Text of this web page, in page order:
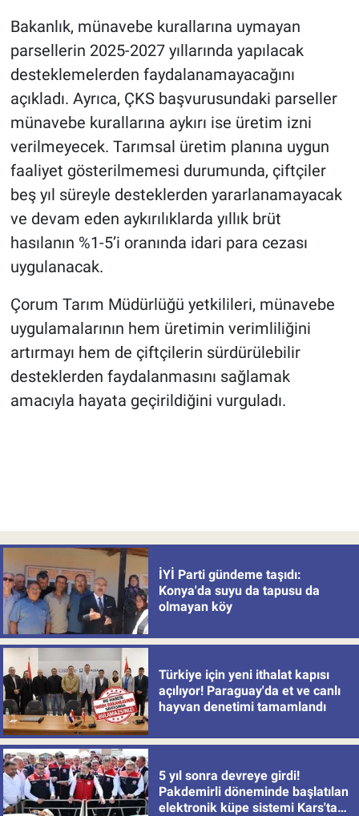
Bakanlık, münavebe kurallarına uymayan
parsellerin 2025-2027 yıllarında yapılacak
desteklemelerden faydalanamayacağını
açıkladı. Ayrıca, ÇKS başvurusundaki parseller
münavebe kurallarına aykırı ise üretim izni
verilmeyecek. Tarımsal üretim planına uygun
faaliyet gösterilmemesi durumunda, çiftçiler
beş yıl süreyle desteklerden yararlanamayacak
ve devam eden aykırılıklarda yıllık brüt
hasılanın %1-5’i oranında idari para cezası
uygulanacak.
Çorum Tarım Müdürlüğü yetkilileri, münavebe
uygulamalarının hem üretimin verimliliğini
artırmayı hem de çiftçilerin sürdürülebilir
desteklerden faydalanmasını sağlamak
amacıyla hayata geçirildiğini vurguladı.
İYİ Parti gündeme taşıdı:
Konya'da suyu da tapusu da
olmayan köy
Türkiye için yeni ithalat kapısı
açılıyor! Paraguay'da et ve canlı
hayvan denetimi tamamlandı
5 yıl sonra devreye girdi!
Pakdemirli döneminde başlatılan
elektronik küpe sistemi Kars'tan